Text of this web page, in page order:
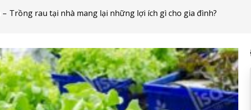
– Trồng rau tại nhà mang lại những lợi ích gì cho gia đình?